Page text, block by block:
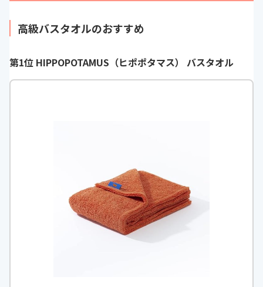
高級バスタオルのおすすめ
第1位 HIPPOPOTAMUS（ヒポポタマス） バスタオル